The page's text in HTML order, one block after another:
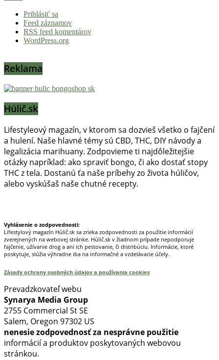
Prihlásiť sa
Feed záznamov
RSS feed komentárov
WordPress.org
Reklama
Húlič.sk
Lifestyleový magazín, v ktorom sa dozvieš všetko o fajčení
a hulení. Naše hlavné témy sú CBD, THC, DIY návody a
legalizácia marihuany. Zodpovieme ti najdôležitejšie
otázky napríklad: ako spraviť bongo, či ako dostať stopy
THC z tela. Dostanú ťa naše príbehy zo života húličov,
alebo vyskúšaš naše chutné recepty.
Vyhlásenie o zodpovednosti:
Lifestylový magazín Húlič.sk sa zrieka zodpovednosti za použitie informácií
zverejnených na webovej stránke. Húlič.sk v žiadnom prípade nepodporuje
fajčenie, užívanie drog a ani ich pestovanie, či distribúciu. Informácie, ktoré
poskytuje, slúžia výhradne iba na informačné a vzdelávacie účely.
Zásady ochrany osobných údajov a používania cookies
Prevadzkovateľ webu
Synarya Media Group
2755 Commercial St SE
Salem, Oregon 97302 US
nenesie zodpovednosť za nesprávne použitie
informácií a produktov poskytovaných webovou
stránkou.